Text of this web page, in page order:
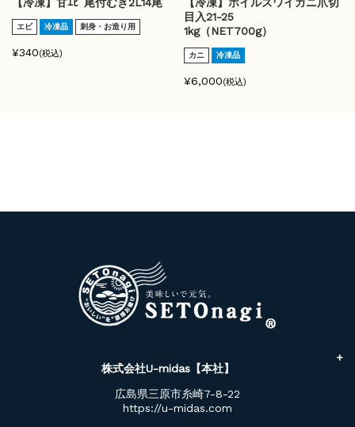
エビ 冷凍品 刺身・お造り用
¥340(税込)
目入21-25
1kg（NET700g）
カニ 冷凍品
¥6,000(税込)
株式会社U-midas【本社】
広島県三原市糸崎7-8-22
https://u-midas.com